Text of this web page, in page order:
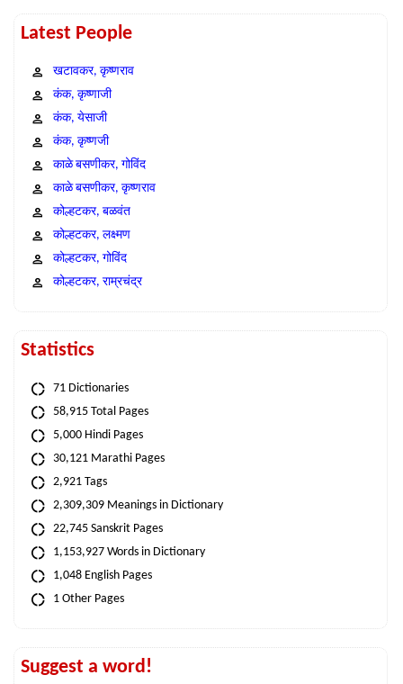
Latest People
खटावकर, कृष्णराव
कंक, कृष्णाजी
कंक, येसाजी
कंक, कृष्णजी
काळे बसणीकर, गोविंद
काळे बसणीकर, कृष्णराव
कोल्हटकर, बळवंत
कोल्हटकर, लक्ष्मण
कोल्हटकर, गोविंद
कोल्हटकर, राम्रचंद्र
Statistics
71 Dictionaries
58,915 Total Pages
5,000 Hindi Pages
30,121 Marathi Pages
2,921 Tags
2,309,309 Meanings in Dictionary
22,745 Sanskrit Pages
1,153,927 Words in Dictionary
1,048 English Pages
1 Other Pages
Suggest a word!